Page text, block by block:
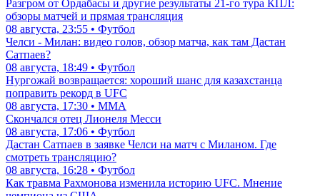
Разгром от Ордабасы и другие результаты 21-го тура КПЛ:
обзоры матчей и прямая трансляция
08 августа, 23:55 • Футбол
Челси - Милан: видео голов, обзор матча, как там Дастан
Сатпаев?
08 августа, 18:49 • Футбол
Нургожай возвращается: хороший шанс для казахстанца
поправить рекорд в UFC
08 августа, 17:30 • ММА
Скончался отец Лионеля Месси
08 августа, 17:06 • Футбол
Дастан Сатпаев в заявке Челси на матч с Миланом. Где
смотреть трансляцию?
08 августа, 16:28 • Футбол
Как травма Рахмонова изменила историю UFC. Мнение